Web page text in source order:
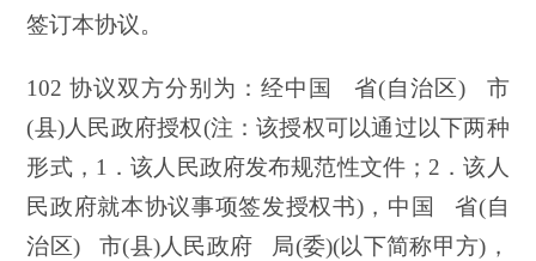
签订本协议。
102 协议双方分别为：经中国 省(自治区) 市
(县)人民政府授权(注：该授权可以通过以下两种
形式，1．该人民政府发布规范性文件；2．该人
民政府就本协议事项签发授权书)，中国 省(自
治区) 市(县)人民政府 局(委)(以下简称甲方)，